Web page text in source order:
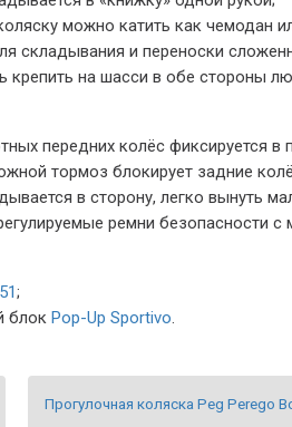
можно катить как чемодан
складывания и переноски
крепить на шасси в обе стороны
передних колёс фиксируется в
тормоз блокирует задние
в сторону, легко вынуть
ремни безопасности с
;
блок Pop-Up Sportivo.
Прогулочная коляска Peg Perego